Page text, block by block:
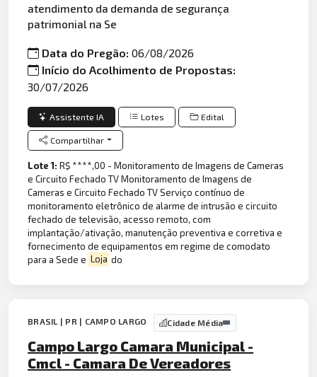
atendimento da demanda de segurança
patrimonial na Se
Data do Pregão:06/08/2026
Início do Acolhimento de Propostas:
30/07/2026
Assistente IA Lotes Edital
Compartilhar
Lote 1:R$ ****,00 - Monitoramento de Imagens de Cameras
e Circuito Fechado TV Monitoramento de Imagens de
Cameras e Circuito Fechado TV Serviço contínuo de
monitoramento eletrônico de alarme de intrusão e circuito
fechado de televisão, acesso remoto, com
implantação/ativação, manutenção preventiva e corretiva e
fornecimento de equipamentos em regime de comodato
para a Sede e Loja do
BRASIL | PR | CAMPO LARGO Cidade Média
Campo Largo Camara Municipal -
Cmcl - Camara De Vereadores